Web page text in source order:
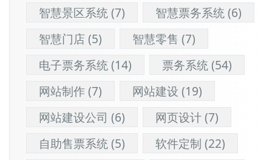
智慧景区系统(7) 智慧票务系统(6)
智慧门店(5) 智慧零售 (7)
电子票务系统(14) 票务系统(54)
网站制作(7) 网站建设 (19)
网站建设公司 (6) 网页设计(7)
自助售票系统(5) 软件定制 (22)